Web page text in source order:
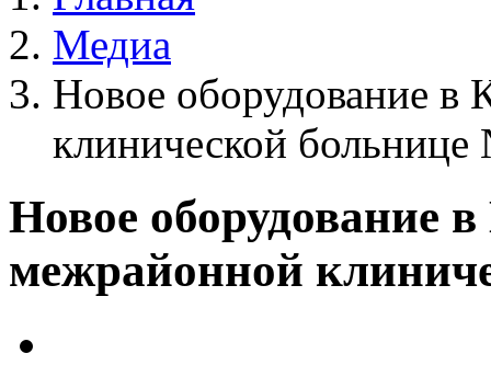
Медиа
Новое оборудование в
клинической
Новое оборудование
межрайонной